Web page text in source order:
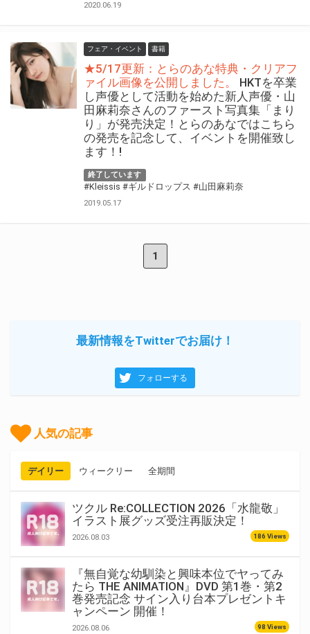
2020.06.19
フェア・イベント 書籍
★5/17更新：とらのあな特典・クリアフ
ァイル画像を公開しました。
HKTを卒業
し声優として活動を始めた新人声優・山
田麻莉奈さんのファースト写真集「まり
り」が発売決定！とらのあなではこちら
の発売を記念して、イベントを開催致し
ます！!
終了しています
#Kleissis #ギルドロップス #山田麻莉奈
2019.05.17
1
最新情報をTwitterでお届け！
フォローする
人気の記事
デイリー ウィークリー 全期間
ツクル Re:COLLECTION 2026「水龍敬」
イラスト展グッズ受注再販決定！
2026.08.03 186 Views
『無自覚な幼馴染と興味本位でヤってみ
たら THE ANIMATION』DVD 第1巻・第2
巻発売記念 サイン入り台本プレゼントキ
ャンペーン 開催！
2026.08.06 98 Views